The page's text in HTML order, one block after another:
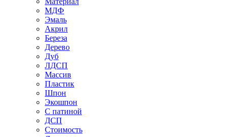
МДФ
Эмаль
Акрил
Береза
Дерево
Дуб
ЛДСП
Массив
Пластик
Шпон
Экошпон
С патиной
ДСП
Стоимость